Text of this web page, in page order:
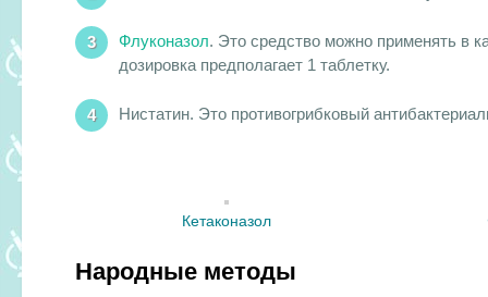
Флуконазол. Это средство можно применять в
дозировка предполагает 1 таблетку.
Нистатин. Это противогрибковый
Кетаконазол
Народные методы